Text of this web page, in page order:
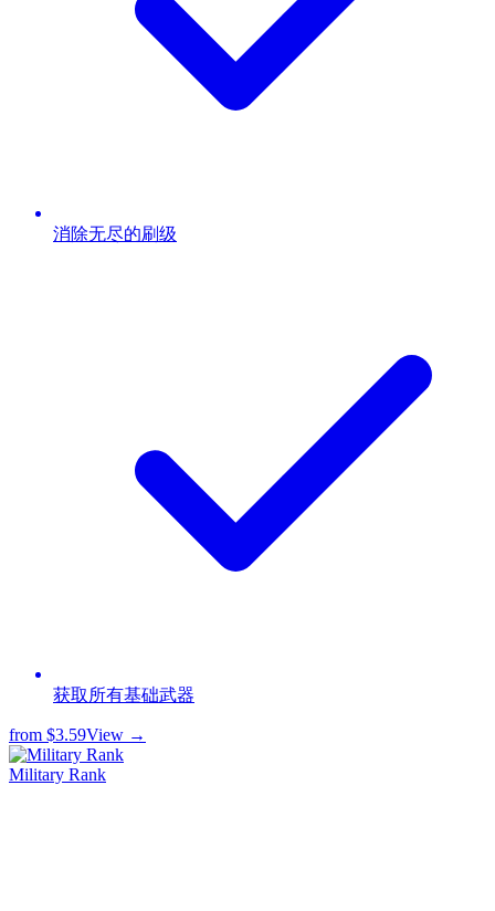
消除无尽的刷级
获取所有基础武器
from $3.59View →
Military Rank